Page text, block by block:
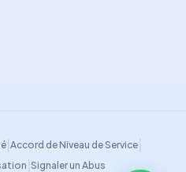
| Accord de Niveau de Service|
Signaler un Abus